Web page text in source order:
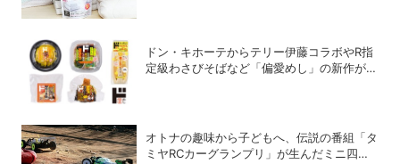
ドン・キホーテからテリー伊藤コラボやR指
定級わさびそばなど「偏愛めし」の新作が
オトナの趣味から子どもへ、伝説の番組「タ
ミヤRCカーグランプリ」が生んだミニ四駆